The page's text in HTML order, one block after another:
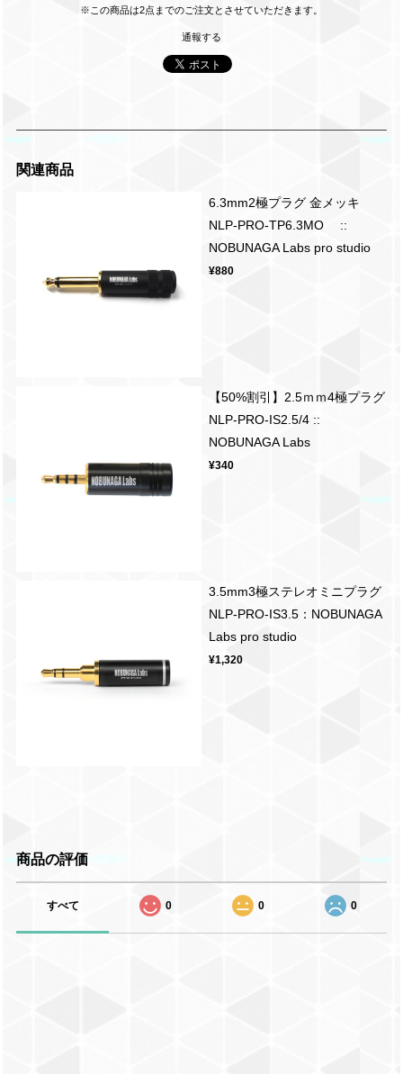
※この商品は2点までのご注文とさせていただきます。
通報する
関連商品
6.3mm2極プラグ 金メッキ
NLP-PRO-TP6.3MO ::
NOBUNAGA Labs pro studio
¥880
【50%割引】2.5ｍｍ4極プラグ
NLP-PRO-IS2.5/4 ::
NOBUNAGA Labs
¥340
3.5mm3極ステレオミニプラグ
NLP-PRO-IS3.5：NOBUNAGA
Labs pro studio
¥1,320
商品の評価
すべて 0 0 0